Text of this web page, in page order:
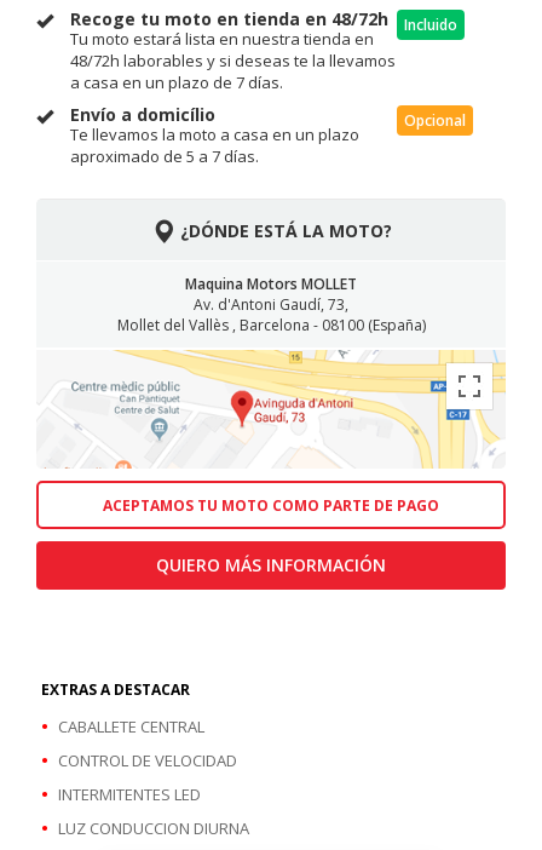
Recoge tu moto en tienda en 48/72h
Tu moto estará lista en nuestra tienda en
48/72h laborables y si deseas te la llevamos
a casa en un plazo de 7 días.
Incluido
Envío a domicílio
Te llevamos la moto a casa en un plazo
aproximado de 5 a 7 días.
Opcional
¿DÓNDE ESTÁ LA MOTO?
Maquina Motors MOLLET
Av. d'Antoni Gaudí, 73,
Mollet del Vallès , Barcelona - 08100 (España)
ACEPTAMOS TU MOTO COMO PARTE DE PAGO
QUIERO MÁS INFORMACIÓN
EXTRAS A DESTACAR
CABALLETE CENTRAL
CONTROL DE VELOCIDAD
INTERMITENTES LED
LUZ CONDUCCION DIURNA